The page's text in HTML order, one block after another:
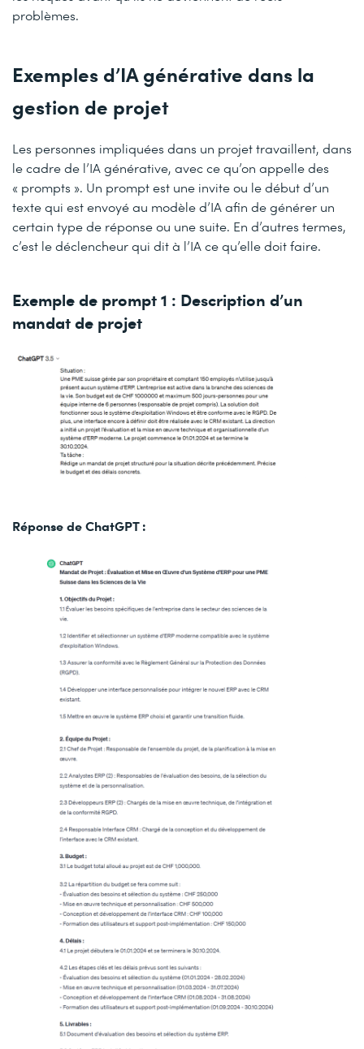
problèmes.
Exemples d’IA générative dans la
gestion de projet
Les personnes impliquées dans un projet travaillent, dans
le cadre de l’IA générative, avec ce qu’on appelle des
« prompts ». Un prompt est une invite ou le début d’un
texte qui est envoyé au modèle d’IA afin de générer un
certain type de réponse ou une suite. En d’autres termes,
c’est le déclencheur qui dit à l’IA ce qu’elle doit faire.
Exemple de prompt 1 : Description d’un
mandat de projet
Réponse de ChatGPT :